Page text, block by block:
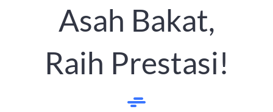
Asah Bakat,
Raih Prestasi!